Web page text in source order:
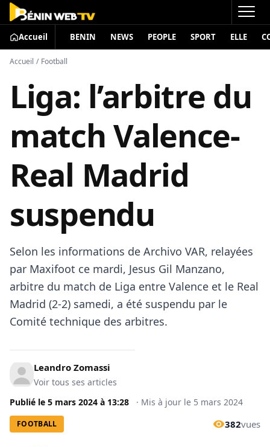
Accueil BENIN NEWS PEOPLE SPORT ELLE
Accueil / Football
Liga: l’arbitre du
match Valence-
Real Madrid
suspendu
Selon les informations de Archivo VAR, relayées
par Maxifoot ce mardi, Jesus Gil Manzano,
arbitre du match de Liga entre Valence et le Real
Madrid (2-2) samedi, a été suspendu par le
Comité technique des arbitres.
Leandro Zomassi
Voir tous ses articles
Publié le 5 mars 2024 à 13:28 · Mis à jour le 5 mars 2024
FOOTBALL 382vues